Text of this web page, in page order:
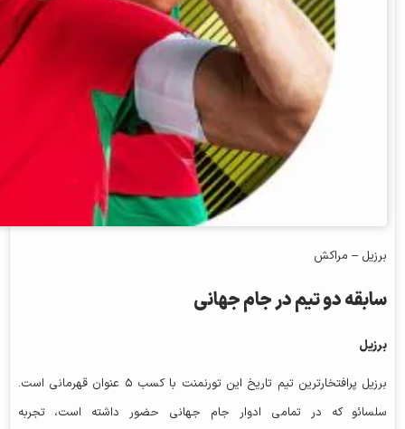
برزیل – مراکش
سابقه دو تیم در جام جهانی
برزیل
برزیل پرافتخارترین تیم تاریخ این تورنمنت با کسب ۵ عنوان قهرمانی است.
سلسائو که در تمامی ادوار جام جهانی حضور داشته است، تجربه